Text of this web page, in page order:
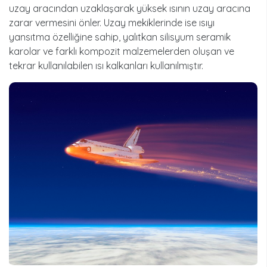
uzay aracından uzaklaşarak yüksek ısının uzay aracına
zarar vermesini önler. Uzay mekiklerinde ise ısıyı
yansıtma özelliğine sahip, yalıtkan silisyum seramik
karolar ve farklı kompozit malzemelerden oluşan ve
tekrar kullanılabilen ısı kalkanları kullanılmıştır.